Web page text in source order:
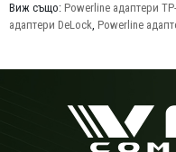
Виж също: Powerline адаптери
адаптери DeLock, Powerline